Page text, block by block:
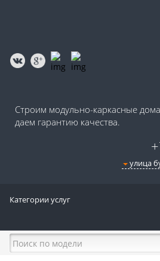
Строим модульно-каркасные
даем гарантию качества.
улица
Категории услуг